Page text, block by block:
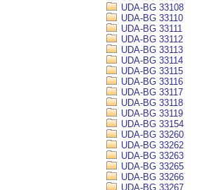
UDA-BG 33108
UDA-BG 33110
UDA-BG 33111
UDA-BG 33112
UDA-BG 33113
UDA-BG 33114
UDA-BG 33115
UDA-BG 33116
UDA-BG 33117
UDA-BG 33118
UDA-BG 33119
UDA-BG 33154
UDA-BG 33260
UDA-BG 33262
UDA-BG 33263
UDA-BG 33265
UDA-BG 33266
UDA-BG 33267